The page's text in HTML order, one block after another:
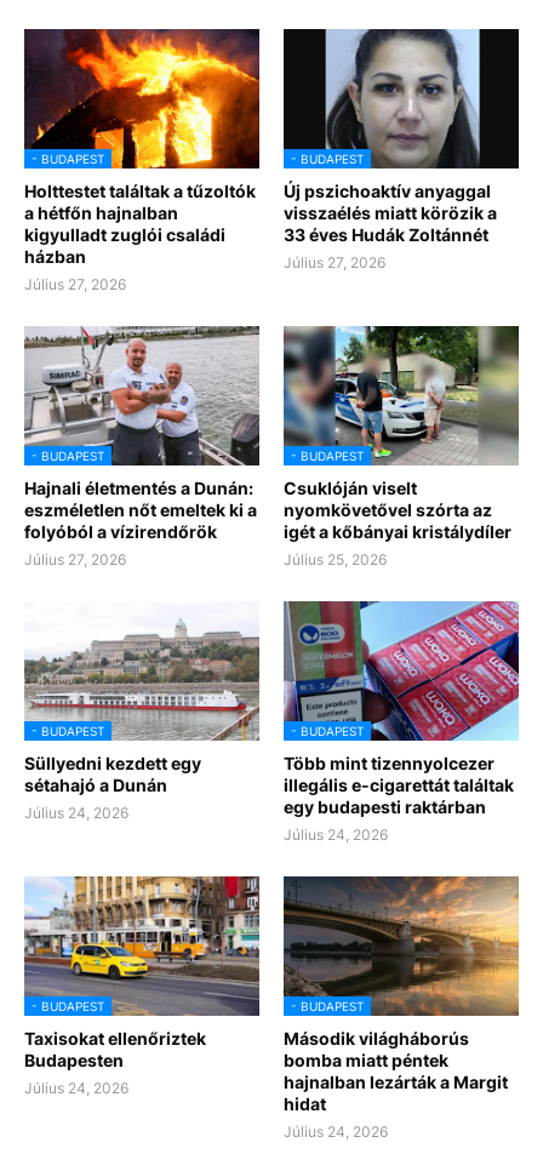
- BUDAPEST
Holttestet találtak a tűzoltók
a hétfőn hajnalban
kigyulladt zuglói családi
házban
Július 27, 2026
- BUDAPEST
Új pszichoaktív anyaggal
visszaélés miatt körözik a
33 éves Hudák Zoltánnét
Július 27, 2026
- BUDAPEST
Hajnali életmentés a Dunán:
eszméletlen nőt emeltek ki a
folyóból a vízirendőrök
Július 27, 2026
- BUDAPEST
Csuklóján viselt
nyomkövetővel szórta az
igét a kőbányai kristálydíler
Július 25, 2026
- BUDAPEST
Süllyedni kezdett egy
sétahajó a Dunán
Július 24, 2026
- BUDAPEST
Több mint tizennyolcezer
illegális e-cigarettát találtak
egy budapesti raktárban
Július 24, 2026
- BUDAPEST
Taxisokat ellenőriztek
Budapesten
Július 24, 2026
- BUDAPEST
Második világháborús
bomba miatt péntek
hajnalban lezárták a Margit
hidat
Július 24, 2026